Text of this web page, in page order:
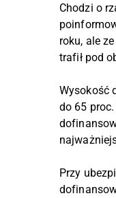
Chodzi o
roku, ale
trafił pod
Wysokość
do 65
Przy